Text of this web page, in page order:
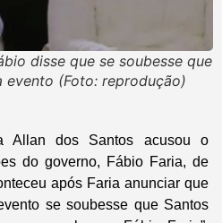
disse que se soubesse que
evento (Foto: reprodução)
Allan dos Santos acusou o
do governo, Fábio Faria, de
após Faria anunciar que
se soubesse que Santos